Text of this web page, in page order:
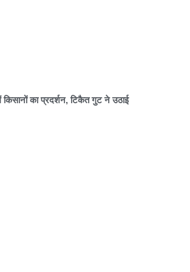
किसानों का प्रदर्शन, टिकैत गुट ने उठाई